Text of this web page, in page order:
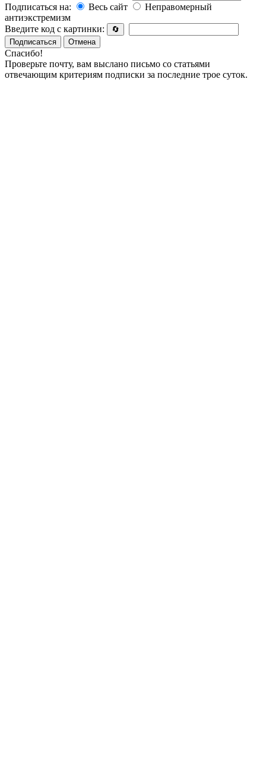
Подписаться на:
Весь сайт
Неправомерный
антиэкстремизм
Введите код с картинки:
🔄
Подписаться
Отмена
Спасибо!
Проверьте почту, вам выслано письмо со статьями
отвечающим критериям подписки за последние трое суток.